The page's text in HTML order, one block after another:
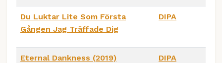
Du Luktar Lite Som Första
Gången Jag Träffade Dig
DIPA
Eternal Dankness (2019) DIPA